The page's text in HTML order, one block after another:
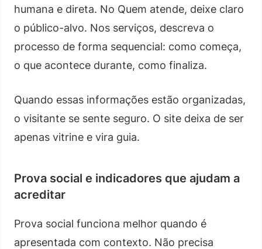
humana e direta. No Quem atende, deixe claro
o público-alvo. Nos serviços, descreva o
processo de forma sequencial: como começa,
o que acontece durante, como finaliza.
Quando essas informações estão organizadas,
o visitante se sente seguro. O site deixa de ser
apenas vitrine e vira guia.
Prova social e indicadores que ajudam a
acreditar
Prova social funciona melhor quando é
apresentada com contexto. Não precisa